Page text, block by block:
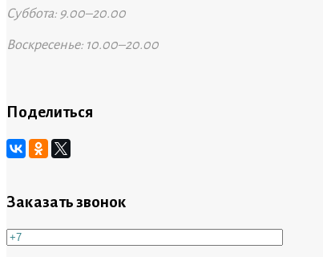
Суббота: 9.00–20.00
Воскресенье: 10.00–20.00
Поделиться
Заказать звонок